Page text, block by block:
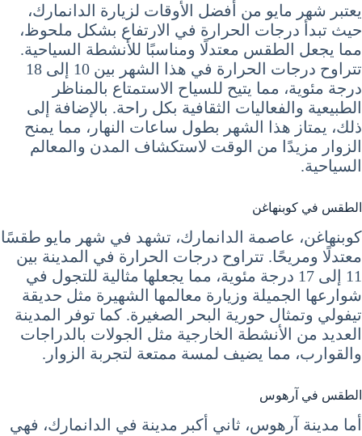
يعتبر شهر مايو من أفضل الأوقات لزيارة الدانمارك،
حيث تبدأ درجات الحرارة في الارتفاع بشكل ملحوظ،
مما يجعل الطقس معتدلًا ومناسبًا للأنشطة السياحية.
تتراوح درجات الحرارة في هذا الشهر بين 10 إلى 18
درجة مئوية، مما يتيح للسياح الاستمتاع بالمناظر
الطبيعية والفعاليات الثقافية بكل راحة. بالإضافة إلى
ذلك، يمتاز هذا الشهر بطول ساعات النهار، مما يمنح
الزوار مزيدًا من الوقت لاستكشاف المدن والمعالم
السياحية.
الطقس في كوبنهاغن
كوبنهاغن، عاصمة الدانمارك، تشهد في شهر مايو طقسًا
معتدلًا ومريحًا. تتراوح درجات الحرارة في المدينة بين
11 إلى 17 درجة مئوية، مما يجعلها مثالية للتجول في
شوارعها الجميلة وزيارة معالمها الشهيرة مثل حديقة
تيفولي وتمثال حورية البحر الصغيرة. كما توفر المدينة
العديد من الأنشطة الخارجية مثل الجولات بالدراجات
والقوارب، مما يضيف لمسة ممتعة لتجربة الزوار.
الطقس في آرهوس
أما مدينة آرهوس، ثاني أكبر مدينة في الدانمارك، فهي